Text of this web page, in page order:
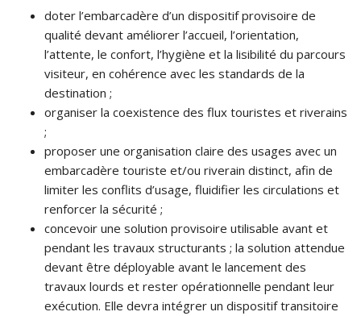
doter l’embarcadère d’un dispositif provisoire de
qualité devant améliorer l’accueil, l’orientation,
l’attente, le confort, l’hygiène et la lisibilité du parcours
visiteur, en cohérence avec les standards de la
destination ;
organiser la coexistence des flux touristes et riverains
;
proposer une organisation claire des usages avec un
embarcadère touriste et/ou riverain distinct, afin de
limiter les conflits d’usage, fluidifier les circulations et
renforcer la sécurité ;
concevoir une solution provisoire utilisable avant et
pendant les travaux structurants ; la solution attendue
devant être déployable avant le lancement des
travaux lourds et rester opérationnelle pendant leur
exécution. Elle devra intégrer un dispositif transitoire